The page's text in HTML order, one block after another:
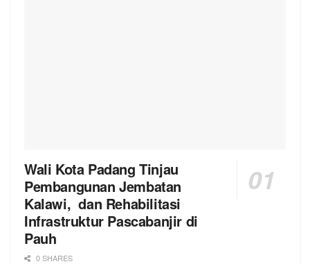
Wali Kota Padang Tinjau
Pembangunan Jembatan
Kalawi, dan Rehabilitasi
Infrastruktur Pascabanjir di
Pauh
0 SHARES